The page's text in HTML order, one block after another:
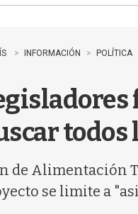
INFORMACIÓN POLÍTICA
todos
de Alimentación
se limite a